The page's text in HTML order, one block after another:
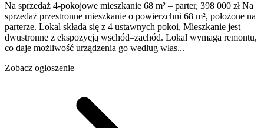
Na sprzedaż 4-pokojowe mieszkanie 68 m² – parter, 398 000 zł Na
sprzedaż przestronne mieszkanie o powierzchni 68 m², położone na
parterze. Lokal składa się z 4 ustawnych pokoi, Mieszkanie jest
dwustronne z ekspozycją wschód–zachód. Lokal wymaga remontu,
co daje możliwość urządzenia go według włas...
Zobacz ogłoszenie